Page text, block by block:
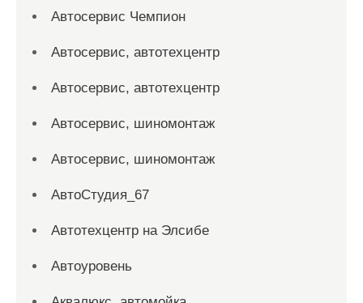
Автосервис Чемпион
Автосервис, автотехцентр
Автосервис, автотехцентр
Автосервис, шиномонтаж
Автосервис, шиномонтаж
АвтоСтудия_67
Автотехцентр на Элсибе
Автоуровень